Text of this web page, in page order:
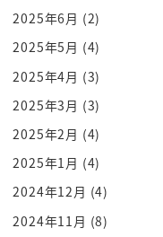
首脳陣だけを狙い撃
最悪です
だから
米韓軍事演習やめて
米韓空軍軍事演習や
お願いやからとい
んですよ
この
米韓軍事非常に聞い
2025年6月 (2)
2025年5月 (4)
2025年4月 (3)
2025年3月 (3)
2025年2月 (4)
2025年1月 (4)
2024年12月 (4)
2024年11月 (8)